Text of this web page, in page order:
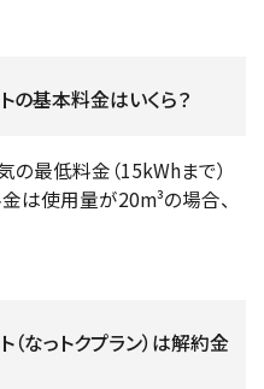
の基本料金はいくら？
最低料金（15kWhまで）
は使用量が20m³の場合、
なっトクプラン）は解約金